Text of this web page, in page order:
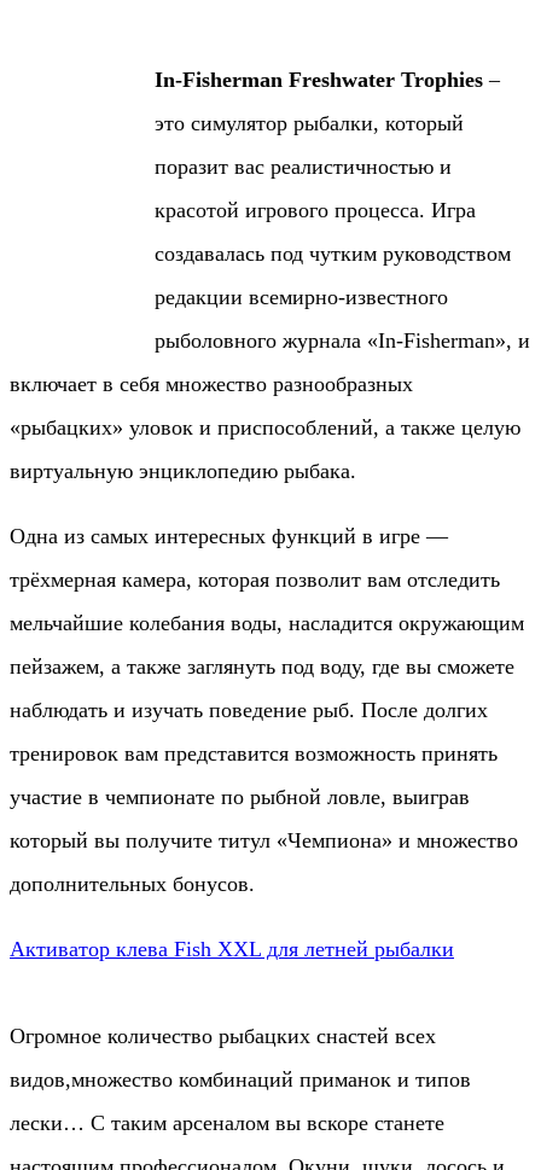
In-Fisherman Freshwater Trophies –
это симулятор рыбалки, который
поразит вас реалистичностью и
красотой игрового процесса. Игра
создавалась под чутким руководством
редакции всемирно-известного
рыболовного журнала «In-Fisherman», и
включает в себя множество разнообразных
«рыбацких» уловок и приспособлений, а также целую
виртуальную энциклопедию рыбака.
Одна из самых интересных функций в игре —
трёхмерная камера, которая позволит вам отследить
мельчайшие колебания воды, насладится окружающим
пейзажем, а также заглянуть под воду, где вы сможете
наблюдать и изучать поведение рыб. После долгих
тренировок вам представится возможность принять
участие в чемпионате по рыбной ловле, выиграв
который вы получите титул «Чемпиона» и множество
дополнительных бонусов.
Активатор клева Fish XXL для летней рыбалки
Огромное количество рыбацких снастей всех
видов,множество комбинаций приманок и типов
лески… С таким арсеналом вы вскоре станете